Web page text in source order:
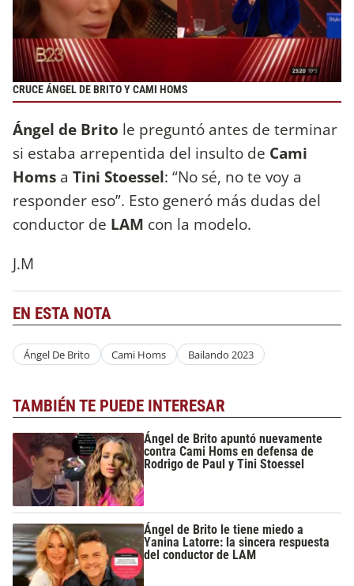
CRUCE ÁNGEL DE BRITO Y CAMI HOMS
Ángel de Brito le preguntó antes de terminar
si estaba arrepentida del insulto de Cami
Homs a Tini Stoessel: “No sé, no te voy a
responder eso”. Esto generó más dudas del
conductor de LAM con la modelo.
J.M
EN ESTA NOTA
Ángel De Brito Cami Homs Bailando 2023
TAMBIÉN TE PUEDE INTERESAR
Ángel de Brito apuntó nuevamente
contra Cami Homs en defensa de
Rodrigo de Paul y Tini Stoessel
Ángel de Brito le tiene miedo a
Yanina Latorre: la sincera respuesta
del conductor de LAM